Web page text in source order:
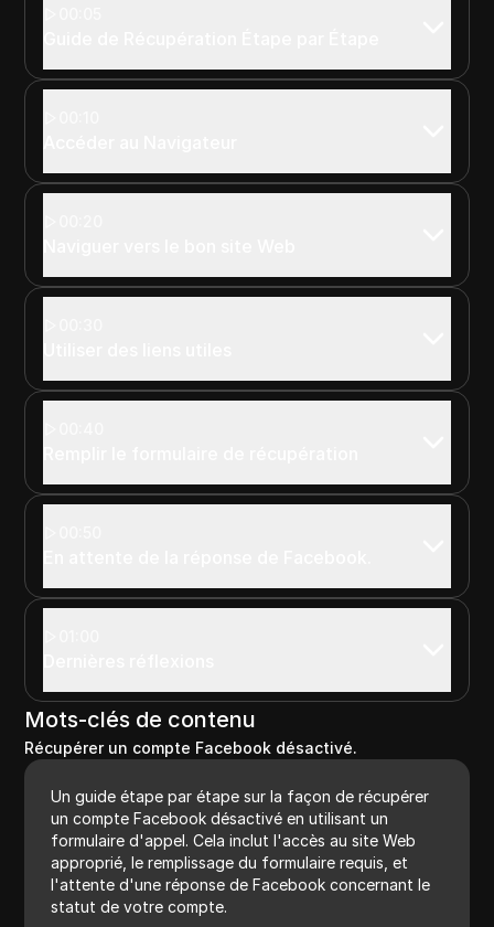
Mots-clés de contenu
Récupérer un compte Facebook désactivé.
Un guide étape par étape sur la façon de récupérer
un compte Facebook désactivé en utilisant un
formulaire d'appel. Cela inclut l'accès au site Web
approprié, le remplissage du formulaire requis, et
l'attente d'une réponse de Facebook concernant le
statut de votre compte.